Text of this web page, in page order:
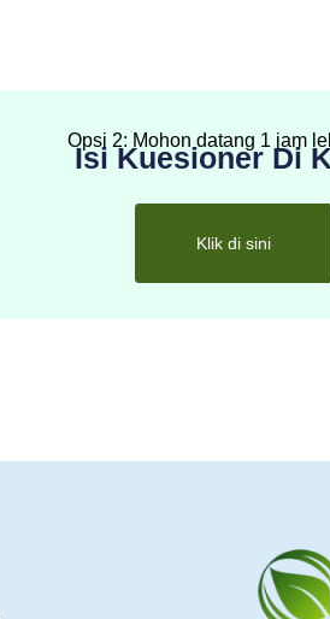
Opsi 2: Mohon datang 1 jam
Isi Kuesioner Di
Klik di sini